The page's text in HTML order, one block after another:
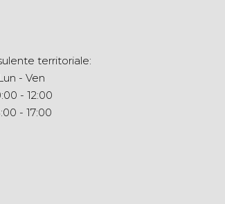
territoriale:
- Ven
- 12:00
- 17:00